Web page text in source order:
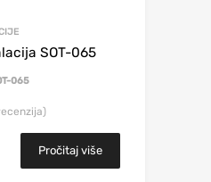
SOT-065
065
Pročitaj više